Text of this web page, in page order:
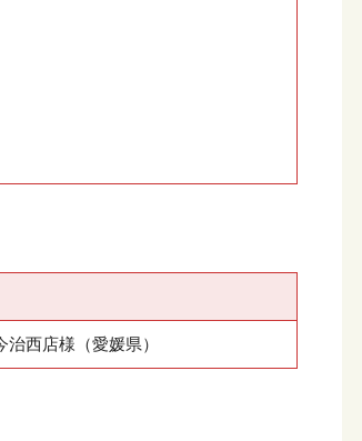
西店様（愛媛県）